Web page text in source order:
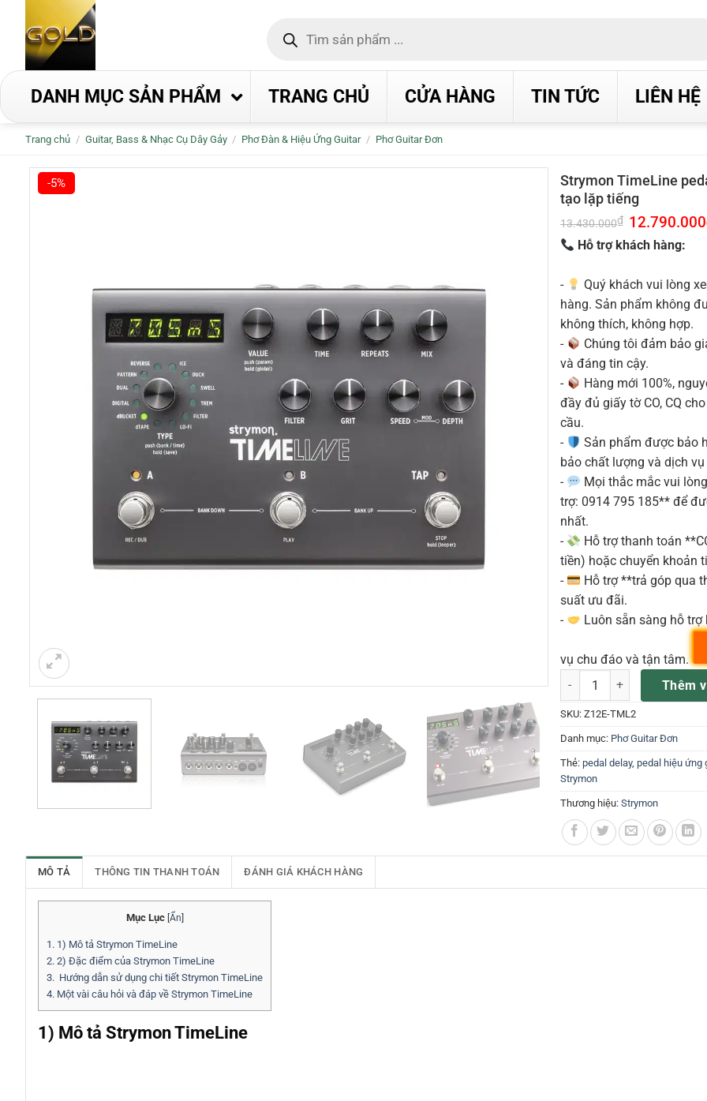
dung
kiếm
DANH MỤC SẢN PHẨM TRANG CHỦ CỬA HÀNG TIN TỨC LIÊN HỆ
Trang chủ / Guitar, Bass & Nhạc Cụ Dây Gảy / Phơ Đàn & Hiệu Ứng Guitar / Phơ Guitar Đơn
-5%
Strymon TimeLine
tạo lặp tiếng
13.430.000₫ Giá
gốc
là:
13.430.000₫.
12.790.000
Hỗ trợ khách hàng:
-
Quý khách vui lòng
hàng. Sản phẩm không
không thích, không hợp.
-
Chúng tôi đảm bảo
và đáng tin cậy.
-
Hàng mới 100%,
đầy đủ giấy tờ CO, CQ
cầu.
-
Sản phẩm được bảo
bảo chất lượng và dịch
-
Mọi thắc mắc vui
trợ: 0914 795 185** để
nhất.
-
Hỗ trợ thanh toán
tiền) hoặc chuyển khoản
-
Hỗ trợ **trả góp qua
suất ưu đãi.
-
Luôn sẵn sàng hỗ
vụ chu đáo và tận tâm.
Strymon TimeLine pedal
Thêm
SKU: Z12E-TML2
Danh mục: Phơ Guitar Đơn
Thẻ: pedal delay, pedal hiệu ứng
Strymon
Thương hiệu: Strymon
MÔ TẢ THÔNG TIN THANH TOÁN ĐÁNH GIÁ KHÁCH HÀNG
Mục Lục Ẩn
1. 1) Mô tả Strymon TimeLine
2. 2) Đặc điểm của Strymon TimeLine
3. Hướng dẫn sử dụng chi tiết Strymon TimeLine
4. Một vài câu hỏi và đáp về Strymon TimeLine
1) Mô tả Strymon TimeLine